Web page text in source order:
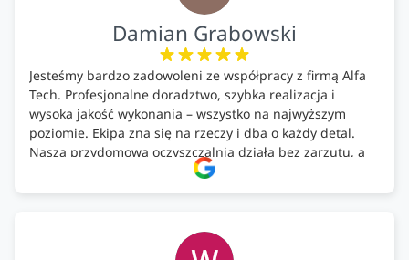
Damian Grabowski
Jesteśmy bardzo zadowoleni ze współpracy z firmą Alfa
Tech. Profesjonalne doradztwo, szybka realizacja i
wysoka jakość wykonania – wszystko na najwyższym
poziomie. Ekipa zna się na rzeczy i dba o każdy detal.
Nasza przydomowa oczyszczalnia działa bez zarzutu, a
całość została wykonana zgodnie z terminem i
ustaleniami. Z czystym sumieniem polecamy Alfa Tech
ekologicznych rozwiązań!🍀